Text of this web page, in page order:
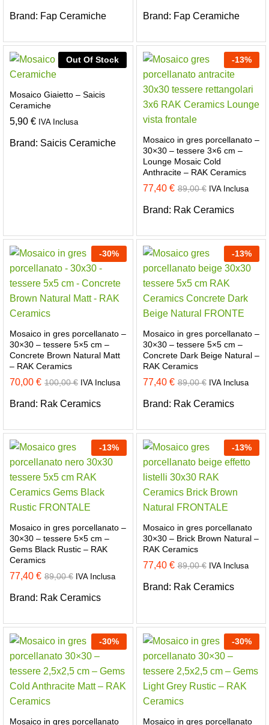
Brand: Fap Ceramiche Brand: Fap Ceramiche
Out Of Stock
Mosaico Giaietto – Saicis
Ceramiche
5,90 € IVA Inclusa
Brand: Saicis Ceramiche
-13%
Mosaico in gres porcellanato –
30×30 – tessere 3×6 cm –
Lounge Mosaic Cold
Anthracite – RAK Ceramics
77,40 € 89,00€ IVA Inclusa
Brand: Rak Ceramics
-30%
Mosaico in gres porcellanato –
30×30 – tessere 5×5 cm –
Concrete Brown Natural Matt
– RAK Ceramics
70,00 € 100,00€ IVA Inclusa
Brand: Rak Ceramics
-13%
Mosaico in gres porcellanato –
30×30 – tessere 5×5 cm –
Concrete Dark Beige Natural –
RAK Ceramics
77,40 € 89,00€ IVA Inclusa
Brand: Rak Ceramics
-13%
Mosaico in gres porcellanato –
30×30 – tessere 5×5 cm –
Gems Black Rustic – RAK
Ceramics
77,40 € 89,00€ IVA Inclusa
Brand: Rak Ceramics
-13%
Mosaico in gres porcellanato
30×30 – Brick Brown Natural –
RAK Ceramics
77,40 € 89,00€ IVA Inclusa
Brand: Rak Ceramics
-30%
Mosaico in gres porcellanato
-30%
Mosaico in gres porcellanato